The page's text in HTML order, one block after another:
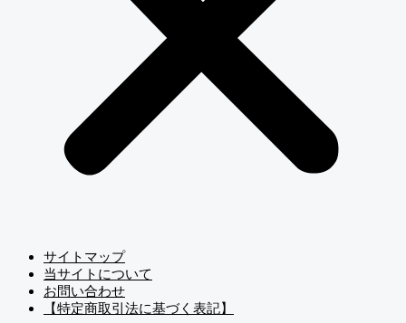
サイトマップ
当サイトについて
お問い合わせ
【特定商取引法に基づく表記】